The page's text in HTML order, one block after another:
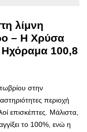
λίμνη
– Η Χρύσα
100,8
στην
περιοχή
επισκέπτες. Μάλιστα,
το 100%, ενώ η